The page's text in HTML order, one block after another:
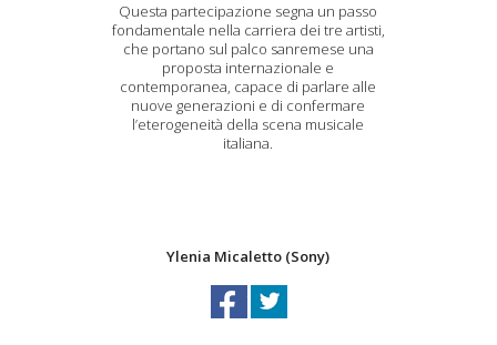
Questa partecipazione segna un passo
fondamentale nella carriera dei tre artisti,
che portano sul palco sanremese una
proposta internazionale e
contemporanea, capace di parlare alle
nuove generazioni e di confermare
l’eterogeneità della scena musicale
italiana.
Ylenia Micaletto (Sony)